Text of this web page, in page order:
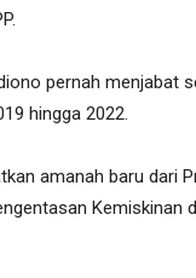
pernah menjabat
hingga 2022.
amanah baru dari
Kemiskinan